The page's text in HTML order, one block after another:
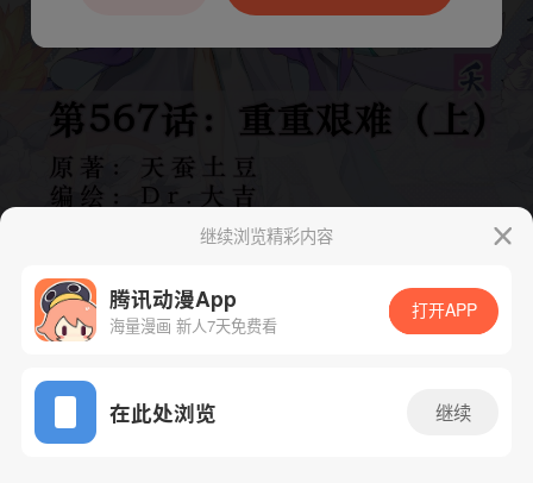
App免费看
继续浏览精彩内容
腾讯动漫App
海量漫画 新人7天免费看
打开APP
在此处浏览 继续